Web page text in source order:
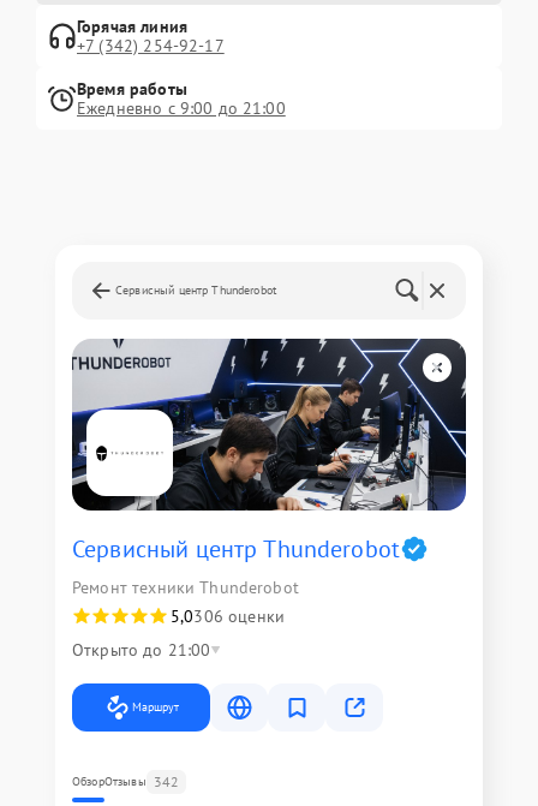
Горячая линия
+7 (342) 254-92-17
Время работы
Ежедневно с 9:00 до 21:00
Сервисный центр Thunderobot
Сервисный центр Thunderobot
Ремонт техники Thunderobot
5,0306 оценки
Открыто до 21:00
Маршрут
ОбзорОтзывы 342